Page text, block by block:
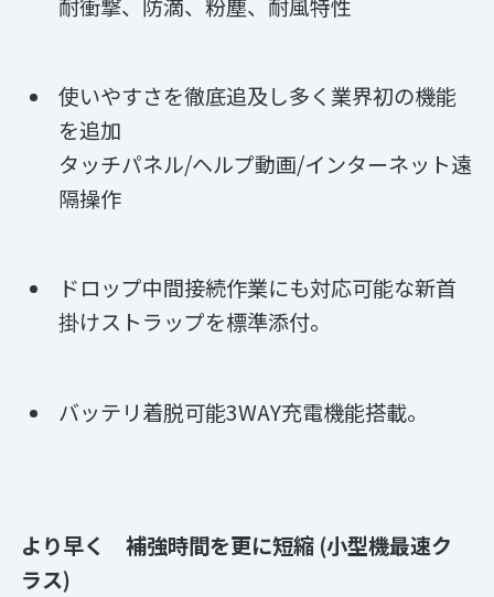
耐衝撃、防滴、粉塵、耐風特性
使いやすさを徹底追及し多く業界初の機能
を追加
タッチパネル/ヘルプ動画/インターネット遠
隔操作
ドロップ中間接続作業にも対応可能な新首
掛けストラップを標準添付。
バッテリ着脱可能3WAY充電機能搭載。
より早く 補強時間を更に短縮 (小型機最速ク
ラス)